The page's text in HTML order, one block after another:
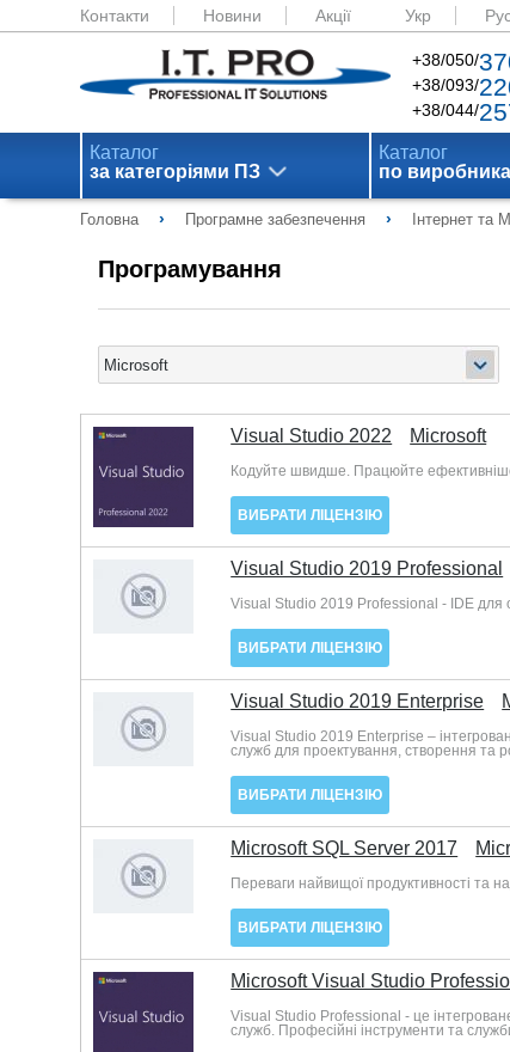
Контакти Новини Акції Укр
+38/050/
+38/093/
+38/044/
Каталог
за категоріями ПЗ
Каталог
по
Головна › Програмне забезпечення › Інтернет та
Програмування
Visual Studio 2022 Microsoft
Кодуйте швидше. Працюйте
ВИБРАТИ ЛІЦЕНЗІЮ
Visual Studio 2019 Professional
Visual Studio 2019 Professional - IDE для
ВИБРАТИ ЛІЦЕНЗІЮ
Visual Studio 2019 Enterprise
Visual Studio 2019 Enterprise –
служб для проектування, створення та
ВИБРАТИ ЛІЦЕНЗІЮ
Microsoft SQL Server 2017
Переваги найвищої продуктивності та
ВИБРАТИ ЛІЦЕНЗІЮ
Microsoft Visual Studio
Visual Studio Professional - це
служб. Професійні інструменти та